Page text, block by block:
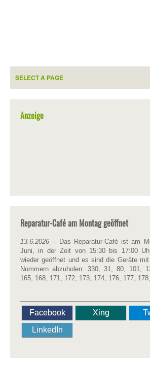
Anzeige
Reparatur-Café am Montag geöffnet
13.6.2026 – Das Reparatur-Café ist am
Juni, in der Zeit von 15:30 bis 17:00
wieder geöffnet und es sind die Geräte mit
Nummern abzuholen: 330, 31, 80, 101,
165, 168, 171, 172, 173, 174, 176, 177,
Facebook Xing
LinkedIn